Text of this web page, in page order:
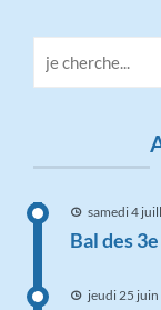
samedi 4
Bal des 3e
jeudi 25